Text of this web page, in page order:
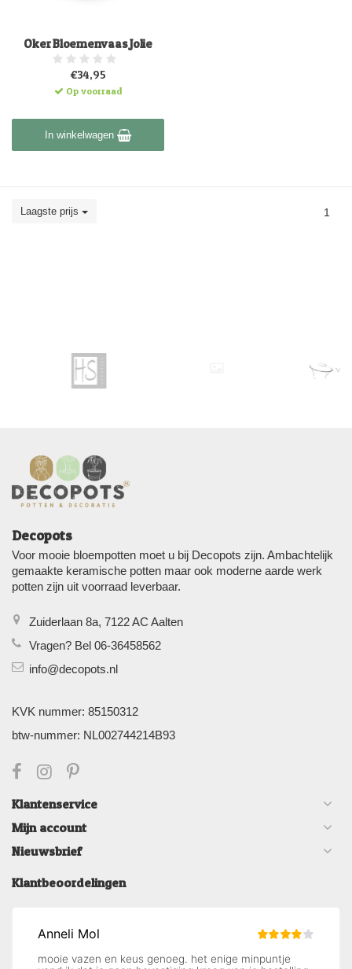
Oker Bloemenvaas Jolie
€34,95
Op voorraad
In winkelwagen
Laagste prijs 1
Decopots
Voor mooie bloempotten moet u bij Decopots zijn. Ambachtelijk
gemaakte keramische potten maar ook moderne aarde werk
potten zijn uit voorraad leverbaar.
Zuiderlaan 8a, 7122 AC Aalten
Vragen? Bel 06-36458562
info@decopots.nl
KVK nummer: 85150312
btw-nummer: NL002744214B93
Klantenservice
Mijn account
Nieuwsbrief
Klantbeoordelingen